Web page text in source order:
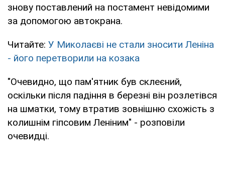
знову поставлений на постамент невідомими
за допомогою автокрана.
Читайте: У Миколаєві не стали зносити Леніна
- його перетворили на козака
"Очевидно, що пам'ятник був склеєний,
оскільки після падіння в березні він розлетівся
на шматки, тому втратив зовнішню схожість з
колишнім гіпсовим Леніним" - розповіли
очевидці.